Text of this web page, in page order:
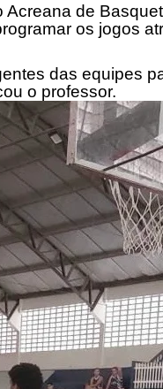
de
os jogos
das equipes
o professor.